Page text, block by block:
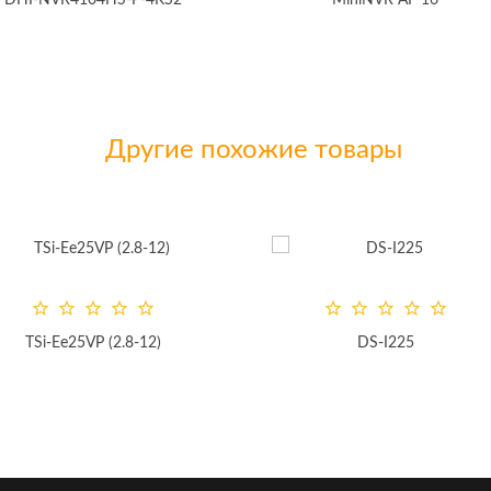
Другие похожие товары
TSi-Ee25VP (2.8-12) DS-I225